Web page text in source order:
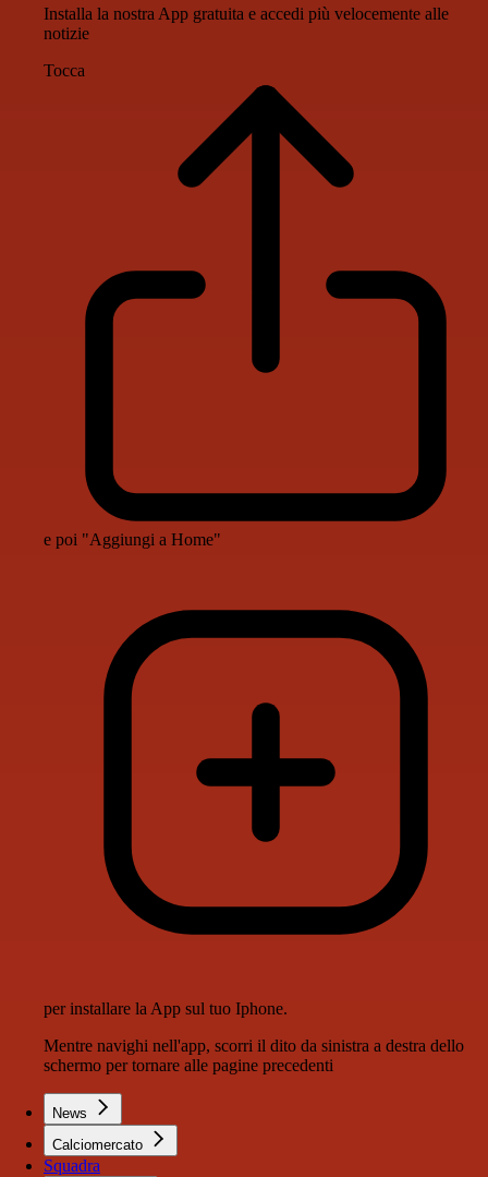
Installa la nostra App gratuita e accedi più velocemente alle
notizie
Tocca
e poi "Aggiungi a Home"
per installare la App sul tuo Iphone.
Mentre navighi nell'app, scorri il dito da sinistra a destra dello
schermo per tornare alle pagine precedenti
News
Calciomercato
Squadra